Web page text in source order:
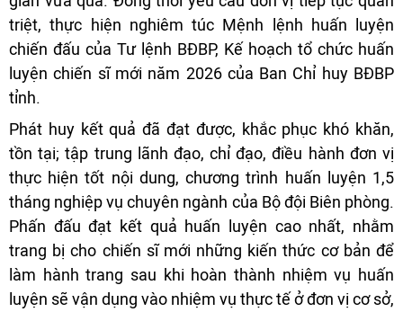
triệt, thực hiện nghiêm túc Mệnh lệnh huấn luyện
chiến đấu của Tư lệnh BĐBP, Kế hoạch tổ chức huấn
luyện chiến sĩ mới năm 2026 của Ban Chỉ huy BĐBP
tỉnh.
Phát huy kết quả đã đạt được, khắc phục khó khăn,
tồn tại; tập trung lãnh đạo, chỉ đạo, điều hành đơn vị
thực hiện tốt nội dung, chương trình huấn luyện 1,5
tháng nghiệp vụ chuyên ngành của Bộ đội Biên phòng.
Phấn đấu đạt kết quả huấn luyện cao nhất, nhằm
trang bị cho chiến sĩ mới những kiến thức cơ bản để
làm hành trang sau khi hoàn thành nhiệm vụ huấn
luyện sẽ vận dụng vào nhiệm vụ thực tế ở đơn vị cơ sở,